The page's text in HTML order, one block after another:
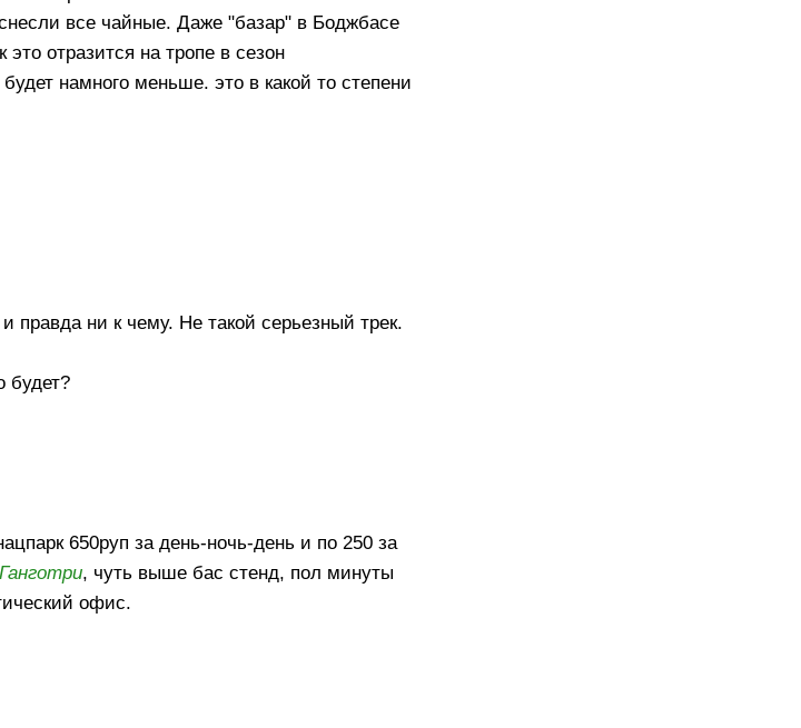
все чайные. Даже "базар" в Боджбасе
отразится на тропе в сезон
намного меньше. это в какой то степени
правда ни к чему. Не такой серьезный трек.
будет?
650руп за день-ночь-день и по 250 за
Ганготри, чуть выше бас стенд, пол минуты
офис.